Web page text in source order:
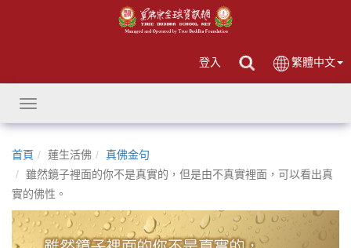
登入 繁體中文
Toggle
navigation
首頁 蓮生活佛
真佛金句
雖然鏡子裡面的你不是真實的，但是由不真實裡面，可以看出真
實的佛性。